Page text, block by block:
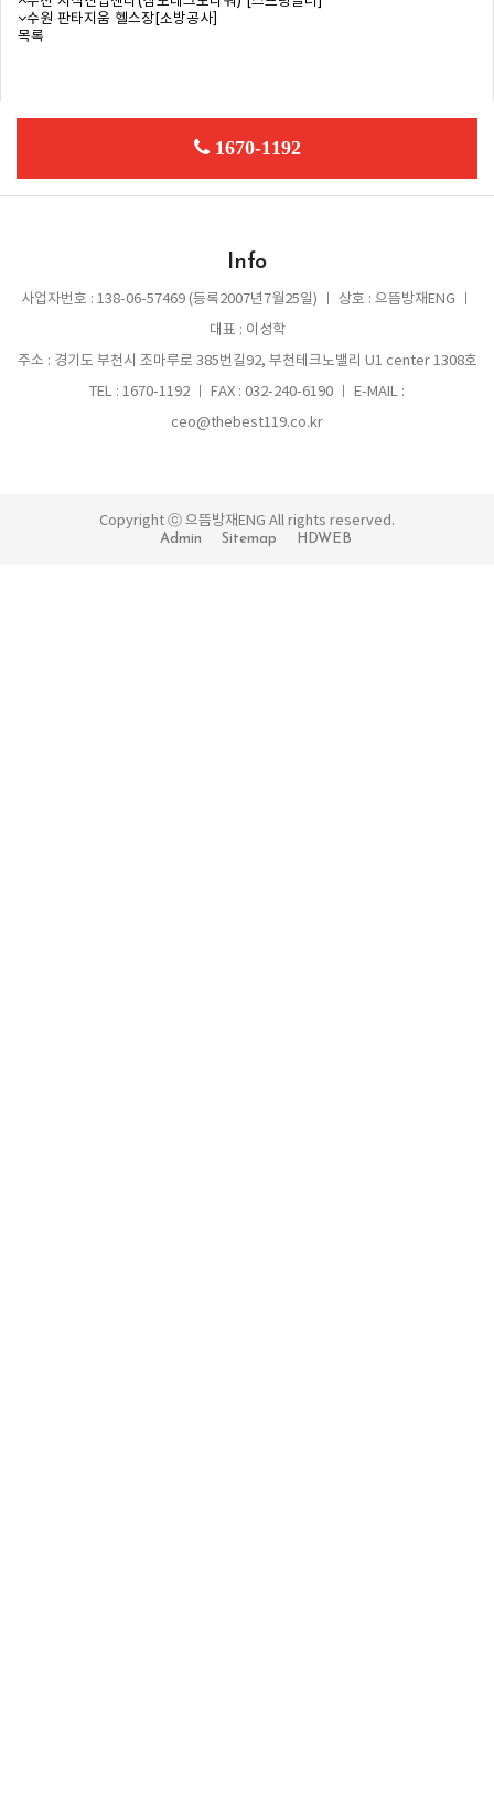
수원 판타지움 헬스장[소방공사]
목록
1670-1192
Info
사업자번호 : 138-06-57469 (등록2007년7월25일) ㅣ 상호 : 으뜸방재ENG ㅣ
대표 : 이성학
주소 : 경기도 부천시 조마루로 385번길92, 부천테크노밸리 U1 center 1308호
TEL : 1670-1192 ㅣ FAX : 032-240-6190 ㅣ E-MAIL :
ceo@thebest119.co.kr
Copyright ⓒ 으뜸방재ENG All rights reserved.
Admin Sitemap HDWEB